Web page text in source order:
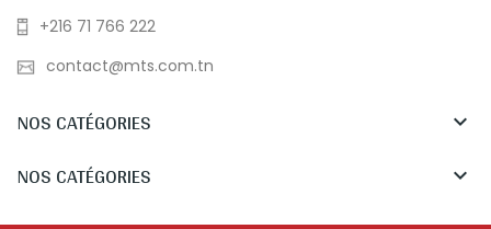
+216 71 766 222
contact@mts.com.tn
NOS CATÉGORIES 
NOS CATÉGORIES 